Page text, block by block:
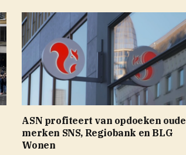
ASN profiteert van opdoeken oude
merken SNS, Regiobank en BLG
Wonen